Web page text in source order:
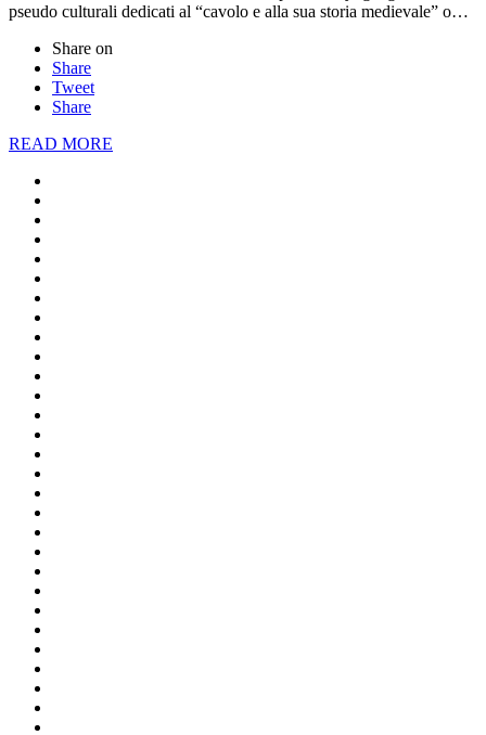
pseudo culturali dedicati al “cavolo e alla sua storia medievale” o…
Share on
Share
Tweet
Share
READ MORE